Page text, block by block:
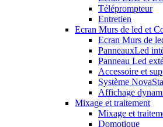
Téléprompteur
Entretien
Ecran Murs de led et
Ecran Murs de
PanneauxLed
Panneau Led
Accessoire et
Système
Affichage
Mixage et traitement
Mixage et
Domotique